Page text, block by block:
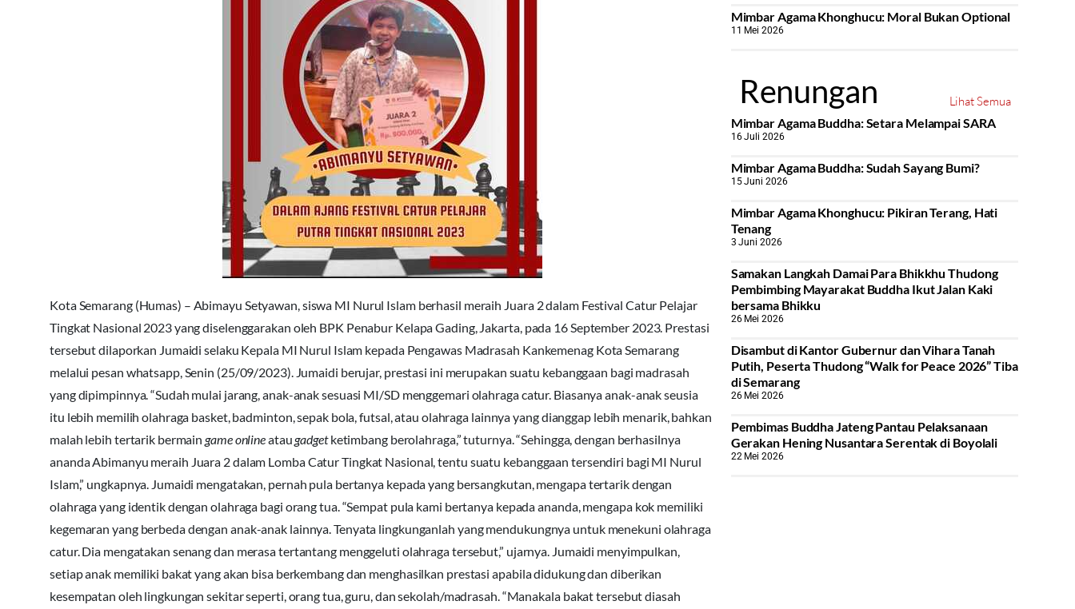
Kota Semarang (Humas) – Abimayu Setyawan, siswa MI Nurul Islam berhasil meraih Juara 2 dalam Festival Catur Pelajar
Tingkat Nasional 2023 yang diselenggarakan oleh BPK Penabur Kelapa Gading, Jakarta, pada 16 September 2023. Prestasi
tersebut dilaporkan Jumaidi selaku Kepala MI Nurul Islam kepada Pengawas Madrasah Kankemenag Kota Semarang
melalui pesan whatsapp, Senin (25/09/2023). Jumaidi berujar, prestasi ini merupakan suatu kebanggaan bagi madrasah
yang dipimpinnya. “Sudah mulai jarang, anak-anak sesuasi MI/SD menggemari olahraga catur. Biasanya anak-anak seusia
itu lebih memilih olahraga basket, badminton, sepak bola, futsal, atau olahraga lainnya yang dianggap lebih menarik, bahkan
malah lebih tertarik bermaingame onlineataugadgetketimbang berolahraga,” tuturnya. “Sehingga, dengan berhasilnya
ananda Abimanyu meraih Juara 2 dalam Lomba Catur Tingkat Nasional, tentu suatu kebanggaan tersendiri bagi MI Nurul
Islam,” ungkapnya. Jumaidi mengatakan, pernah pula bertanya kepada yang bersangkutan, mengapa tertarik dengan
olahraga yang identik dengan olahraga bagi orang tua. “Sempat pula kami bertanya kepada ananda, mengapa kok memiliki
kegemaran yang berbeda dengan anak-anak lainnya. Tenyata lingkunganlah yang mendukungnya untuk menekuni olahraga
catur. Dia mengatakan senang dan merasa tertantang menggeluti olahraga tersebut,” ujarnya. Jumaidi menyimpulkan,
setiap anak memiliki bakat yang akan bisa berkembang dan menghasilkan prestasi apabila didukung dan diberikan
kesempatan oleh lingkungan sekitar seperti, orang tua, guru, dan sekolah/madrasah. “Manakala bakat tersebut diasah
Mimbar Agama Khonghucu: Moral Bukan Optional
11 Mei 2026
Renungan
Lihat Semua
Mimbar Agama Buddha: Setara Melampai SARA
16 Juli 2026
Mimbar Agama Buddha: Sudah Sayang Bumi?
15 Juni 2026
Mimbar Agama Khonghucu: Pikiran Terang, Hati
Tenang
3 Juni 2026
Samakan Langkah Damai Para Bhikkhu Thudong
Pembimbing Mayarakat Buddha Ikut Jalan Kaki
bersama Bhikku
26 Mei 2026
Disambut di Kantor Gubernur dan Vihara Tanah
Putih, Peserta Thudong “Walk for Peace 2026” Tiba
di Semarang
26 Mei 2026
‎Pembimas Buddha Jateng Pantau Pelaksanaan
Gerakan Hening Nusantara Serentak di Boyolali
22 Mei 2026